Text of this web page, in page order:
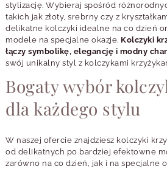
stylizację. Wybieraj spośród
takich jak złoty, srebrny czy z
delikatne kolczyki idealne na co dzień
modele na specjalne okazje. Kolczyki
łączy symbolikę, elegancję i modny
swój unikalny styl z kolczykami
Bogaty wybór
dla każdego stylu
W naszej ofercie znajdziesz kolczyki
od delikatnych po bardziej efektowne
zarówno na co dzień, jak i na specjalne